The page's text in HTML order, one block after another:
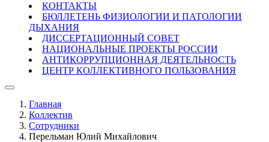
КОНТАКТЫ
БЮЛЛЕТЕНЬ ФИЗИОЛОГИИ И ПАТОЛОГИИ
ДЫХАНИЯ
ДИССЕРТАЦИОННЫЙ СОВЕТ
НАЦИОНАЛЬНЫЕ ПРОЕКТЫ РОССИИ
АНТИКОРРУПЦИОННАЯ ДЕЯТЕЛЬНОСТЬ
ЦЕНТР КОЛЛЕКТИВНОГО ПОЛЬЗОВАНИЯ
Главная
Коллектив
Сотрудники
Перельман Юлий Михайлович